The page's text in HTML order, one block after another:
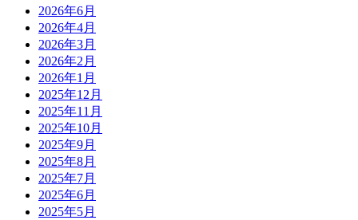
2026年6月
2026年4月
2026年3月
2026年2月
2026年1月
2025年12月
2025年11月
2025年10月
2025年9月
2025年8月
2025年7月
2025年6月
2025年5月